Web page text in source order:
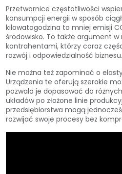
Przetwornice częstotliwości
konsumpcji energii w sposób
kilowatogodzina to mniej emisji
środowisko. To także argument
kontrahentami, którzy coraz
rozwój i odpowiedzialność biznesu.
Nie można też zapominać o
Urządzenia te oferują szerokie
pozwala je dopasować do
układów po złożone linie
przedsiębiorstwa mogą
rozwijać swoje procesy bez